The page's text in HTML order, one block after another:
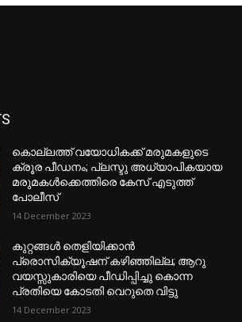
കൊല്ലത്ത് വയോധികക്ക് മരുമകളുടെ
ക്രൂര പീഡനം; പ്ലസ്ടു അധ്യാപികയായ
മരുമകൾക്കെത്തിരെ കേസ് എടുത്ത്
പോലീസ്
14 December 2023
കുറ്റങ്ങൾ തെളിയിക്കാൻ
പ്രൊസിക്യൂഷന് കഴിഞ്ഞില്ല; ആറു
വയസ്സുകാരിയെ പീഡിപ്പിച്ചു കൊന്ന
പ്രതിയെ കോടതി വെറുതെ വിട്ടു
14 December 2023